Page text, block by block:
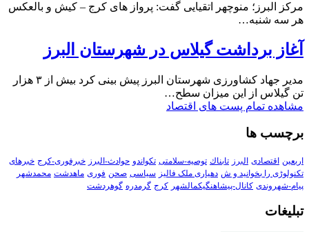
مرکز البرز؛ منوچهر اتقیایی گفت: پرواز های کرج – کیش و بالعکس
هر سه شنبه…
آغاز برداشت گیلاس در شهرستان البرز
مدیر جهاد کشاورزی شهرستان البرز پیش بینی کرد بیش از ۳ هزار
تن گیلاس از این میزان سطح…
مشاهده تمام پست های اقتصاد
برچسب ها
اربعین اقتصادی البرز تابناك توصیه-سلامتی تکواندو حوادث-البرز خبرفوری-کرج خبرهای
تکنولوڑی را بخوانید و ش دهیاری ملک فالیز سیاسی صحن فوری ماهدشت محمدشهر
پیام-شهروندی کانال-پیشاهنگیکمالشهر کرج گرمدره گوهردشت
تبلیغات